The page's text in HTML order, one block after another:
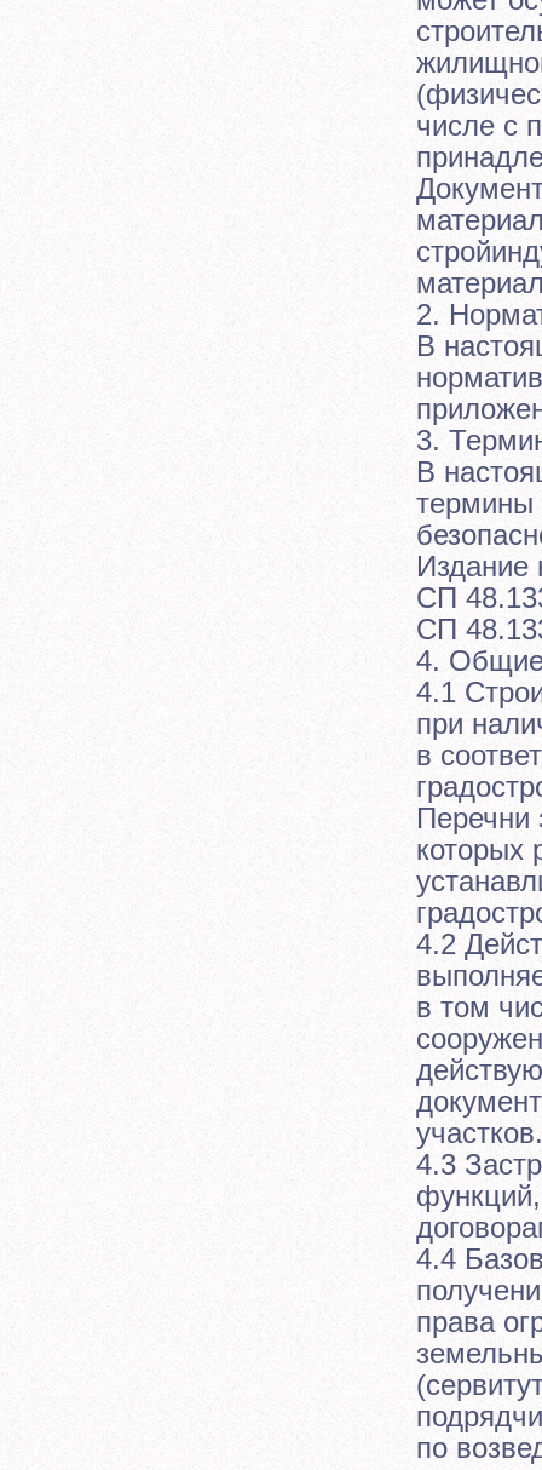
числе с
2.
В
3.
В
термины
Издание
СП
СП
4.
4.1
при
в
Перечни
которых
4.2
в том
участков.
4.3
4.4
права
по